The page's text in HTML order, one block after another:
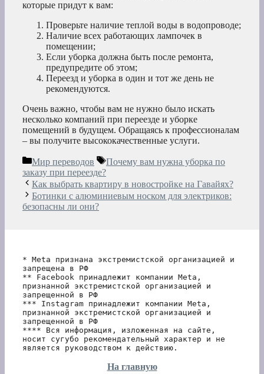
которые придут к вам:
Проверьте наличие теплой воды в водопроводе;
Наличие всех работающих лампочек в
помещении;
Если уборка должна быть после ремонта,
предупредите об этом;
Переезд и уборка в один и тот же день не
рекомендуются.
Очень важно, чтобы вам не нужно было искать
несколько компаний при переезде и уборке
помещений в будущем. Обращаясь к профессионалам
– вы получите высококачественные услуги.
Рубрики
Мир переводов Метки
Почему вам нужна уборка по
заказу при переезде?
Как выбрать квартиру в новостройке на Гавайях?
Ботинки с алюминиевым носком для электриков:
безопасны ли они?
* Meta признана экстремистской организацией и
запрещена в РФ
** Facebook принадлежит компании Meta,
признанной экстремистской организацией и
запрещенной в РФ
*** Instagram принадлежит компании Meta,
признанной экстремистской организацией и
запрещенной в РФ
**** Вся информация, изложенная на сайте,
носит сугубо рекомендательный характер и не
является руководством к действию.
На главную